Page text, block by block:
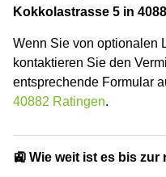
Kokkolastrasse 5 in
Wenn Sie von optionalen
kontaktieren Sie den
entsprechende Formular
40882 Ratingen.
🚉 Wie weit ist es bis